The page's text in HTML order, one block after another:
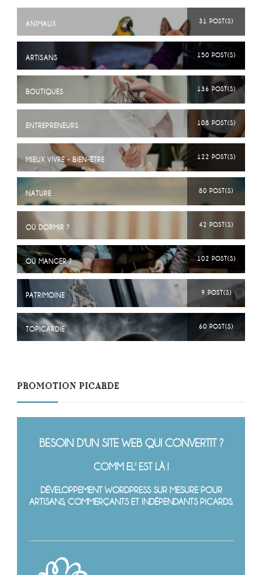
ANIMAUX 31 POST(S)
ARTISANS 150 POST(S)
BOUTIQUES 136 POST(S)
ENTREPRENEURS 108 POST(S)
MIEUX VIVRE - BIEN-ÊTRE 122 POST(S)
NATURE 80 POST(S)
OÙ DORMIR ? 42 POST(S)
OÙ MANGER ? 102 POST(S)
PATRIMOINE 9 POST(S)
TOPICARDIE 60 POST(S)
PROMOTION PICARDE
BESOIN D'UN SITE WEB QUI CONVERTIT ?
COMM EL' EST LÀ !
DÉVELOPPEMENT WORDPRESS SUR MESURE POUR
ARTISANS, COMMERÇANTS ET INDÉPENDANTS PICARDS.